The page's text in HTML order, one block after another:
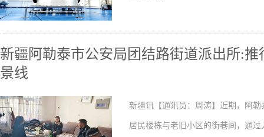
新疆阿勒泰市公安局团结路街道派出所:推
景线
新疆讯【通讯员：周涛】近期，阿
居民楼栋与老旧小区的街巷间，通